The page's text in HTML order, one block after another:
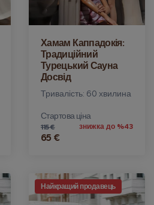
Хамам Каппадокія:
Традиційний
Турецький Сауна
Досвід
Тривалість: 60 хвилина
Стартова ціна
115 €
65 €
знижка до %43
Найкращий продавець